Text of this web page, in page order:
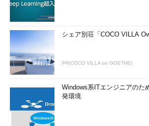
シェア別荘「COCO VILLA
PR(COCO VILLA on GOETHE)
Windows系ITエンジニアのた
発環境